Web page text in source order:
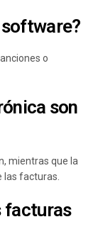
software?
o
son
mientras que la
facturas.
facturas